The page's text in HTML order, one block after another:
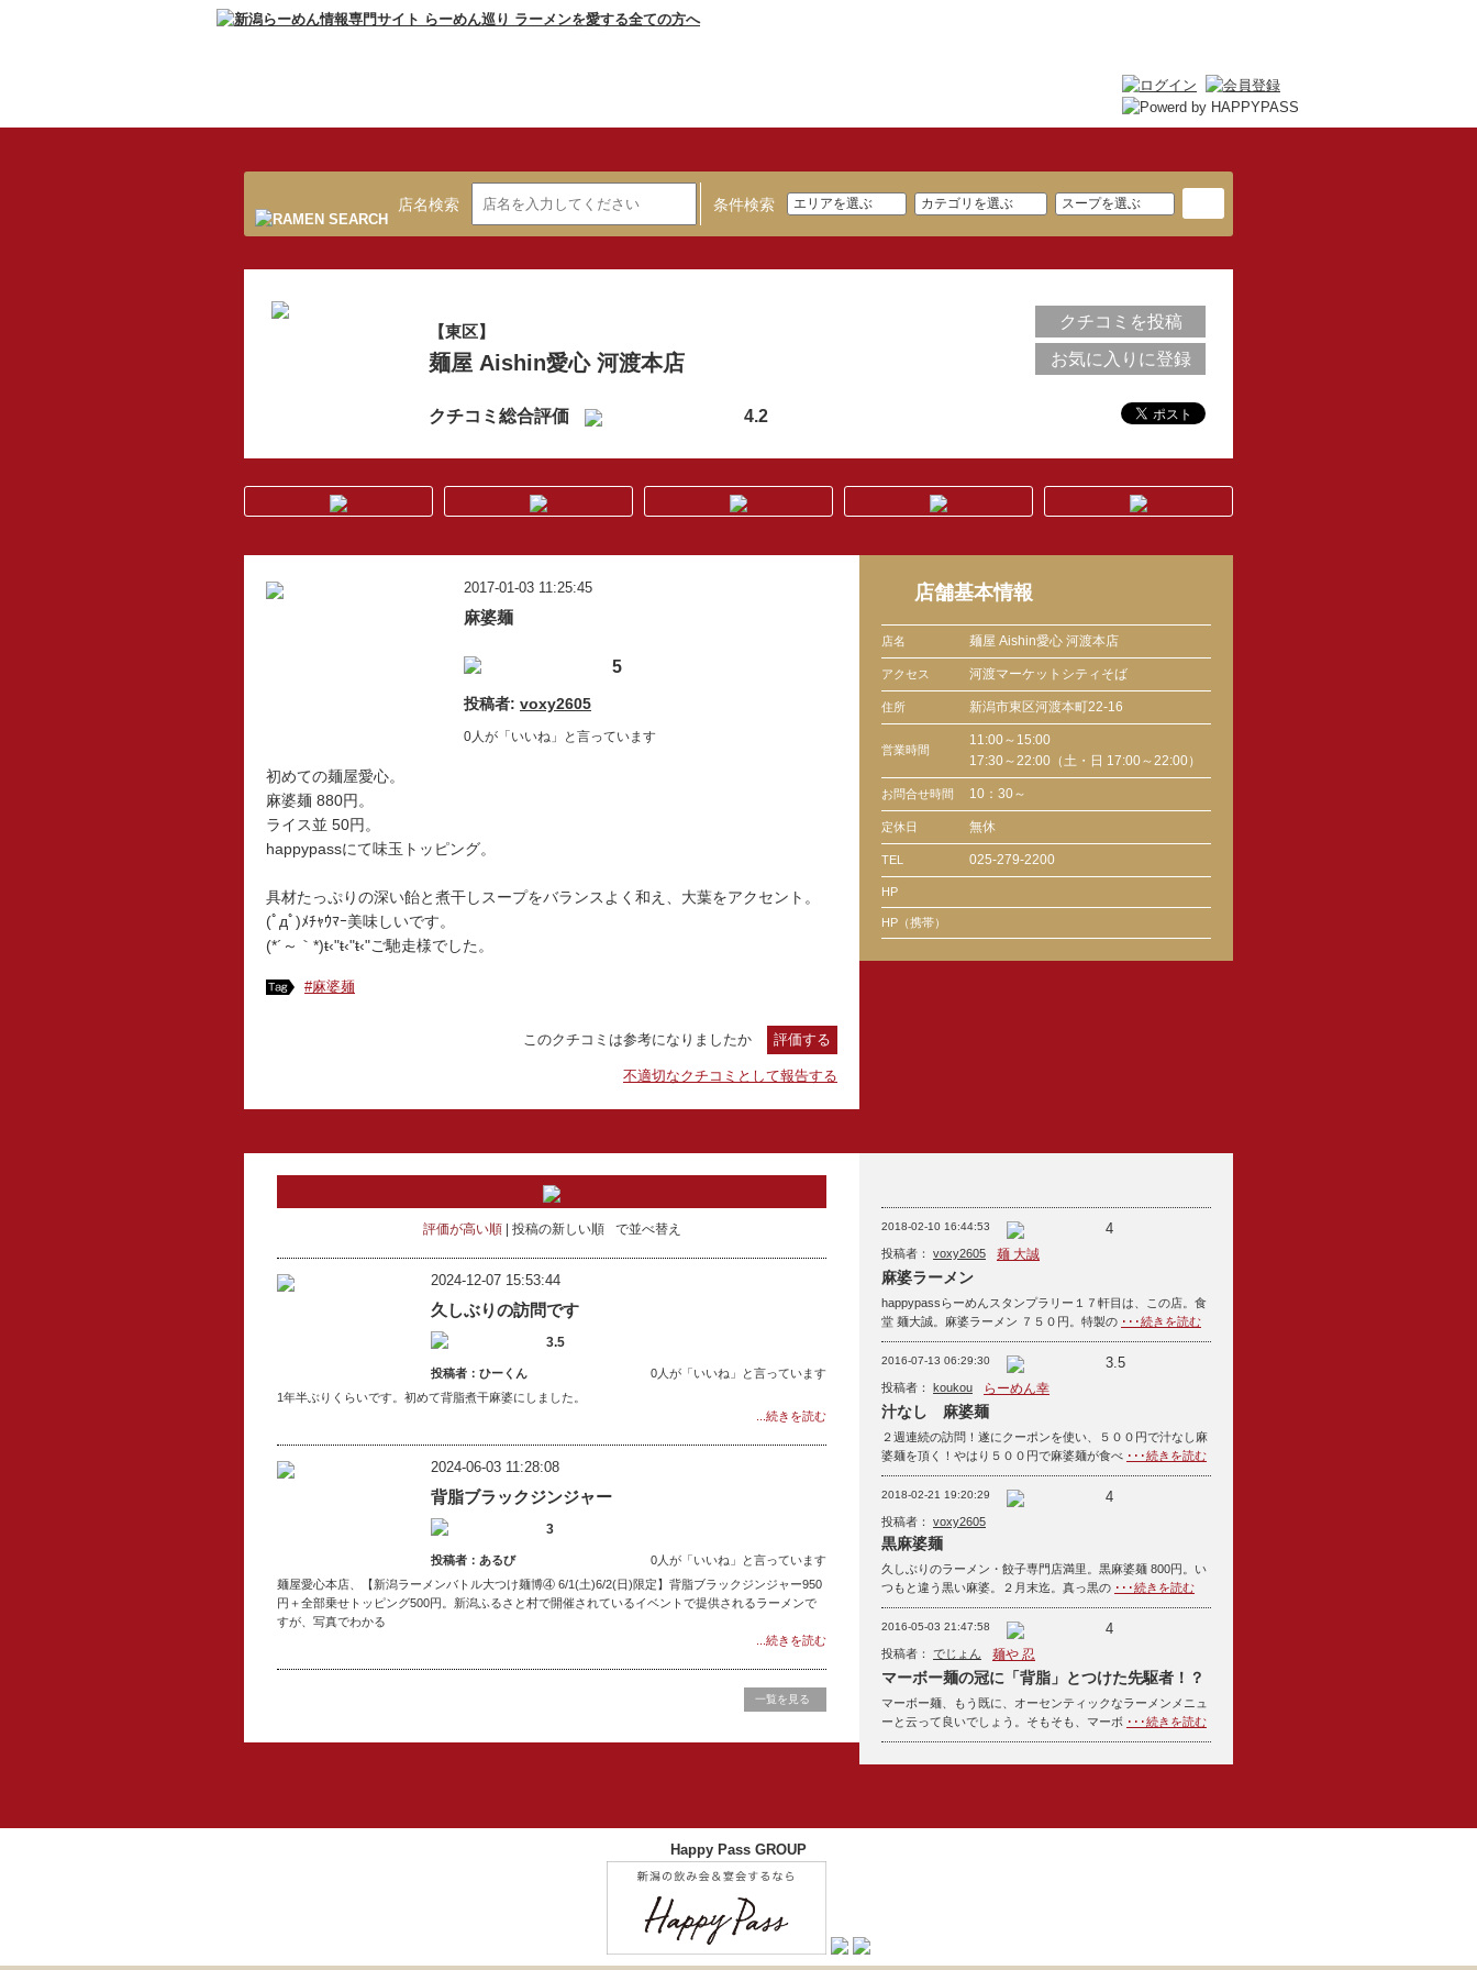
店名検索 条件検索
【東区】
麺屋 Aishin愛心 河渡本店
クチコミ総合評価 4.2
クチコミを投稿
お気に入りに登録
2017-01-03 11:25:45
麻婆麺
5
投稿者: voxy2605
0人が「いいね」と言っています
初めての麺屋愛心。
麻婆麺 880円。
ライス並 50円。
happypassにて味玉トッピング。
具材たっぷりの深い飴と煮干しスープをバランスよく和え、大葉をアクセント。
(ﾟдﾟ)ﾒﾁｬｳﾏｰ美味しいです。
(*´～｀*)ŧ‹"ŧ‹"ŧ‹"ご馳走様でした。
#麻婆麺
このクチコミは参考になりましたか 評価する
不適切なクチコミとして報告する
店舗基本情報
店名 麺屋 Aishin愛心 河渡本店
アクセス 河渡マーケットシティそば
住所 新潟市東区河渡本町22-16
営業時間
11:00～15:00
17:30～22:00（土・日 17:00～22:00）
お問合せ時間 10：30～
定休日 無休
TEL 025-279-2200
HP
HP（携帯）
評価が高い順 投稿の新しい順 で並べ替え
2024-12-07 15:53:44
久しぶりの訪問です
3.5
投稿者：ひーくん
0人が「いいね」と言っています
1年半ぶりくらいです。初めて背脂煮干麻婆にしました。
...続きを読む
2024-06-03 11:28:08
背脂ブラックジンジャー
3
投稿者：あるび
0人が「いいね」と言っています
麺屋愛心本店、【新潟ラーメンバトル大つけ麺博④ 6/1(土)6/2(日)限定】背脂ブラックジンジャー950
円＋全部乗せトッピング500円。新潟ふるさと村で開催されているイベントで提供されるラーメンで
すが、写真でわかる
...続きを読む
一覧を見る
2018-02-10 16:44:53 4
投稿者： voxy2605 麺 大誠
麻婆ラーメン
happypassらーめんスタンプラリー１７軒目は、この店。食
堂 麺大誠。麻婆ラーメン ７５０円。特製の ･･･続きを読む
2016-07-13 06:29:30 3.5
投稿者： koukou らーめん幸
汁なし 麻婆麺
２週連続の訪問！遂にクーポンを使い、５００円で汁なし麻
婆麺を頂く！やはり５００円で麻婆麺が食べ ･･･続きを読む
2018-02-21 19:20:29 4
投稿者： voxy2605
黒麻婆麺
久しぶりのラーメン・餃子専門店満里。黒麻婆麺 800円。い
つもと違う黒い麻婆。２月末迄。真っ黒の ･･･続きを読む
2016-05-03 21:47:58 4
投稿者： でじょん 麺や 忍
マーボー麺の冠に「背脂」とつけた先駆者！？
マーボー麺、もう既に、オーセンティックなラーメンメニュ
ーと云って良いでしょう。そもそも、マーボ ･･･続きを読む
Happy Pass GROUP